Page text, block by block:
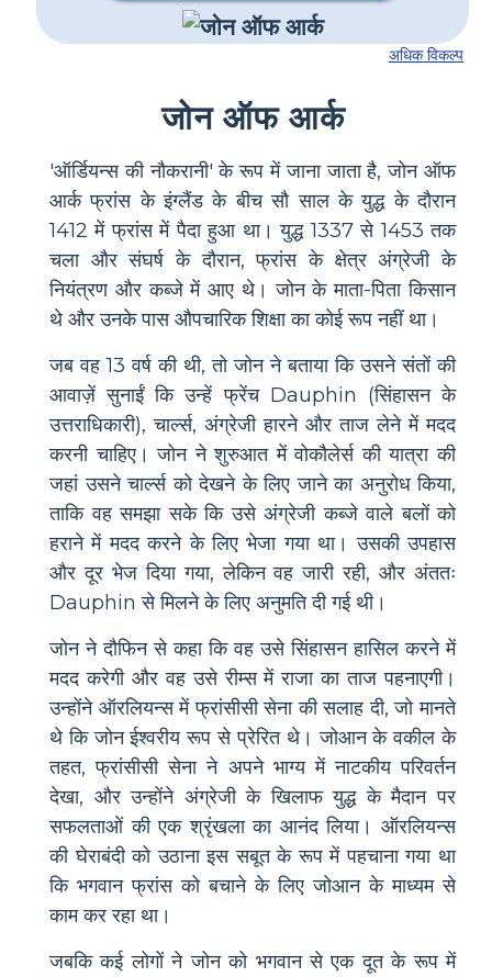
अधिक विकल्प
जोन ऑफ आर्क
'ऑर्डियन्स की नौकरानी' के रूप में जाना जाता है, जोन ऑफ
आर्क फ्रांस के इंग्लैंड के बीच सौ साल के युद्ध के दौरान
1412 में फ्रांस में पैदा हुआ था। युद्ध 1337 से 1453 तक
चला और संघर्ष के दौरान, फ्रांस के क्षेत्र अंग्रेजी के
नियंत्रण और कब्जे में आए थे। जोन के माता-पिता किसान
थे और उनके पास औपचारिक शिक्षा का कोई रूप नहीं था।
जब वह 13 वर्ष की थी, तो जोन ने बताया कि उसने संतों की
आवाज़ें सुनाईं कि उन्हें फ्रेंच Dauphin (सिंहासन के
उत्तराधिकारी), चार्ल्स, अंग्रेजी हारने और ताज लेने में मदद
करनी चाहिए। जोन ने शुरुआत में वोकौलेर्स की यात्रा की
जहां उसने चार्ल्स को देखने के लिए जाने का अनुरोध किया,
ताकि वह समझा सके कि उसे अंग्रेजी कब्जे वाले बलों को
हराने में मदद करने के लिए भेजा गया था। उसकी उपहास
और दूर भेज दिया गया, लेकिन वह जारी रही, और अंततः
Dauphin से मिलने के लिए अनुमति दी गई थी।
जोन ने दौफिन से कहा कि वह उसे सिंहासन हासिल करने में
मदद करेगी और वह उसे रीम्स में राजा का ताज पहनाएगी।
उन्होंने ऑरलियन्स में फ्रांसीसी सेना की सलाह दी, जो मानते
थे कि जोन ईश्वरीय रूप से प्रेरित थे। जोआन के वकील के
तहत, फ्रांसीसी सेना ने अपने भाग्य में नाटकीय परिवर्तन
देखा, और उन्होंने अंग्रेजी के खिलाफ युद्ध के मैदान पर
सफलताओं की एक श्रृंखला का आनंद लिया। ऑरलियन्स
की घेराबंदी को उठाना इस सबूत के रूप में पहचाना गया था
कि भगवान फ्रांस को बचाने के लिए जोआन के माध्यम से
काम कर रहा था।
जबकि कई लोगों ने जोन को भगवान से एक दूत के रूप में